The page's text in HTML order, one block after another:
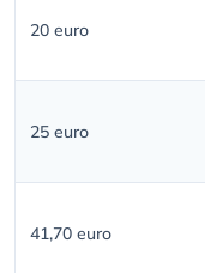
20 euro
25 euro
41,70 euro